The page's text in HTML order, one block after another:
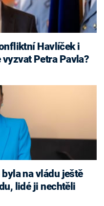
Petra Pavla?
na vládu ještě
lidé ji nechtěli